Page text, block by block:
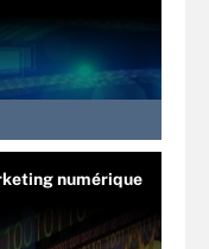
numérique